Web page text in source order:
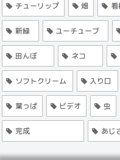
チューリップ 畑
新緑 ユーチューブ
田んぼ ネコ
ソフトクリーム 入り口
葉っぱ ビデオ 虫
完成 あじ